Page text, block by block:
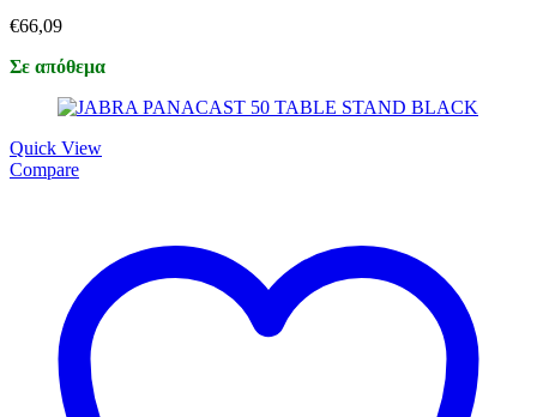
€66,09
Σε απόθεμα
Quick View
Compare